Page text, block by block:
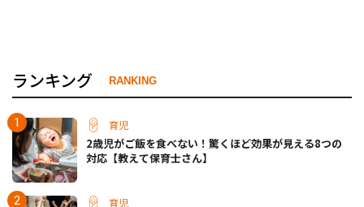
ランキング RANKING
育児
2歳児がご飯を食べない！驚くほど効果が見える8つの
対応【教えて保育士さん】
育児